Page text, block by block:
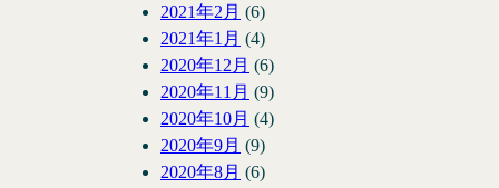
2021年2月 (6)
2021年1月 (4)
2020年12月 (6)
2020年11月 (9)
2020年10月 (4)
2020年9月 (9)
2020年8月 (6)